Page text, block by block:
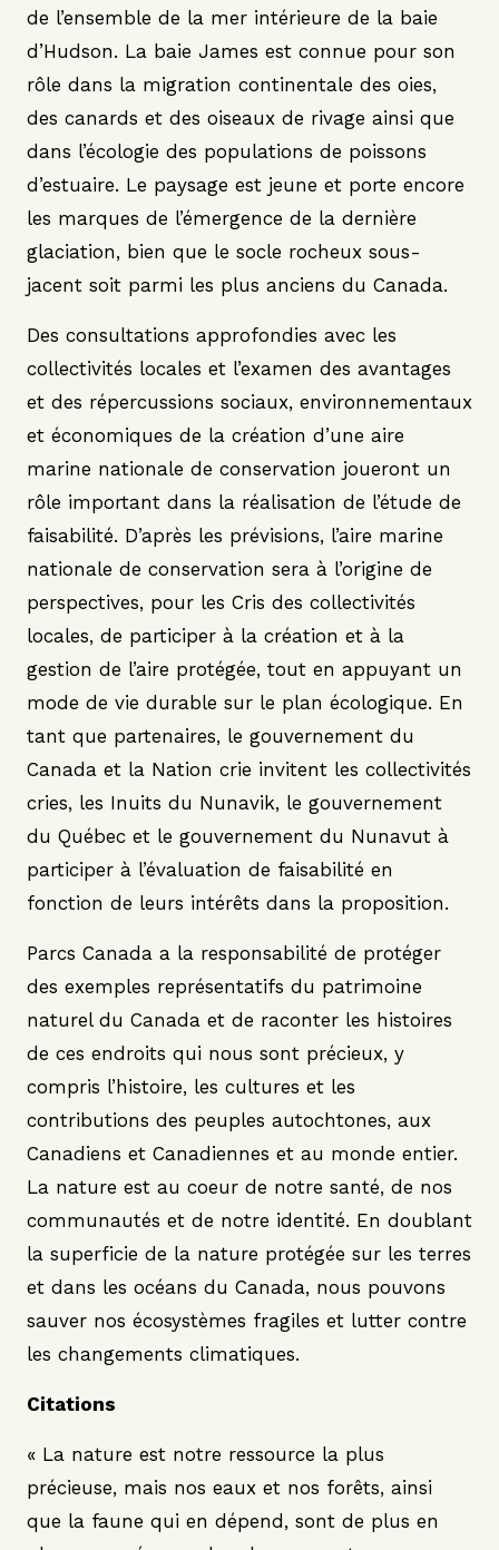
de l’ensemble de la mer intérieure de la baie
d’Hudson. La baie James est connue pour son
rôle dans la migration continentale des oies,
des canards et des oiseaux de rivage ainsi que
dans l’écologie des populations de poissons
d’estuaire. Le paysage est jeune et porte encore
les marques de l’émergence de la dernière
glaciation, bien que le socle rocheux sous-
jacent soit parmi les plus anciens du Canada.
Des consultations approfondies avec les
collectivités locales et l’examen des avantages
et des répercussions sociaux, environnementaux
et économiques de la création d’une aire
marine nationale de conservation joueront un
rôle important dans la réalisation de l’étude de
faisabilité. D’après les prévisions, l’aire marine
nationale de conservation sera à l’origine de
perspectives, pour les Cris des collectivités
locales, de participer à la création et à la
gestion de l’aire protégée, tout en appuyant un
mode de vie durable sur le plan écologique. En
tant que partenaires, le gouvernement du
Canada et la Nation crie invitent les collectivités
cries, les Inuits du Nunavik, le gouvernement
du Québec et le gouvernement du Nunavut à
participer à l’évaluation de faisabilité en
fonction de leurs intérêts dans la proposition.
Parcs Canada a la responsabilité de protéger
des exemples représentatifs du patrimoine
naturel du Canada et de raconter les histoires
de ces endroits qui nous sont précieux, y
compris l’histoire, les cultures et les
contributions des peuples autochtones, aux
Canadiens et Canadiennes et au monde entier.
La nature est au coeur de notre santé, de nos
communautés et de notre identité. En doublant
la superficie de la nature protégée sur les terres
et dans les océans du Canada, nous pouvons
sauver nos écosystèmes fragiles et lutter contre
les changements climatiques.
Citations
« La nature est notre ressource la plus
précieuse, mais nos eaux et nos forêts, ainsi
que la faune qui en dépend, sont de plus en